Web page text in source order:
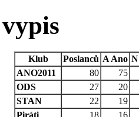
Klub Poslanců A Ano N
ANO2011
80
75
ODS
27
20
STAN
22
19
Piráti
18 16